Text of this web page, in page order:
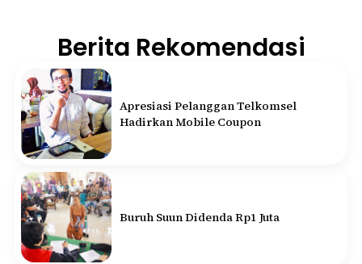
Berita Rekomendasi
Apresiasi Pelanggan Telkomsel
Hadirkan Mobile Coupon
Buruh Suun Didenda Rp1 Juta